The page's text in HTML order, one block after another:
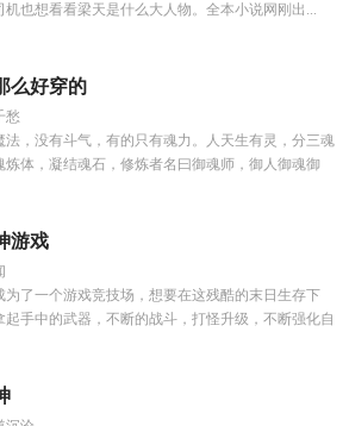
机也想看看梁天是什么大人物。全本小说网刚出...
么好穿的
愁
法，没有斗气，有的只有魂力。人天生有灵，分三魂
炼体，凝结魂石，修炼者名曰御魂师，御人御魂御
游戏
为了一个游戏竞技场，想要在这残酷的末日生存下
起手中的武器，不断的战斗，打怪升级，不断强化自